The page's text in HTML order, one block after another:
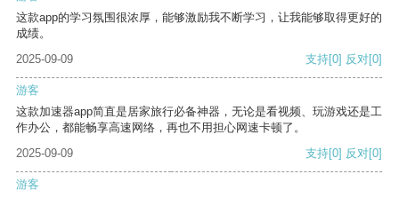
这款app的学习氛围很浓厚，能够激励我不断学习，让我能够取得更好的
成绩。
2025-09-09
支持[0] 反对[0]
游客
这款加速器app简直是居家旅行必备神器，无论是看视频、玩游戏还是工
作办公，都能畅享高速网络，再也不用担心网速卡顿了。
2025-09-09
支持[0] 反对[0]
游客